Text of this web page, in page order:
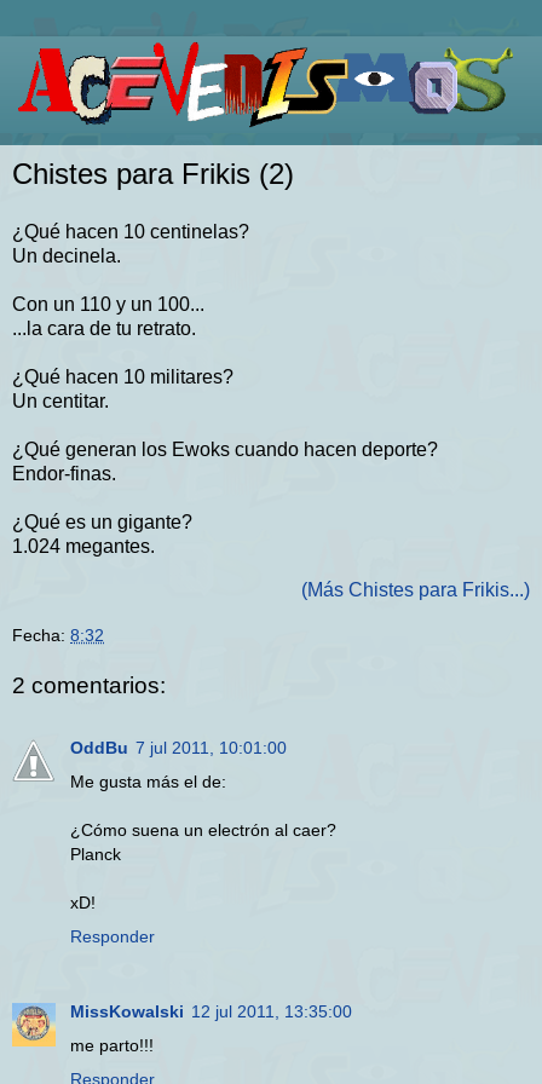
Chistes para Frikis (2)
¿Qué hacen 10 centinelas?
Un decinela.
Con un 110 y un 100...
...la cara de tu retrato.
¿Qué hacen 10 militares?
Un centitar.
¿Qué generan los Ewoks cuando hacen deporte?
Endor-finas.
¿Qué es un gigante?
1.024 megantes.
(Más Chistes para Frikis...)
Fecha: 8:32
2 comentarios:
OddBu 7 jul 2011, 10:01:00
Me gusta más el de:
¿Cómo suena un electrón al caer?
Planck
xD!
Responder
MissKowalski 12 jul 2011, 13:35:00
me parto!!!
Responder